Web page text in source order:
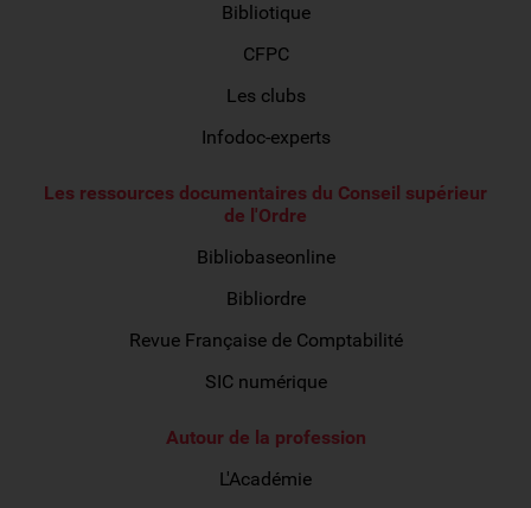
Bibliotique
CFPC
Les clubs
Infodoc-experts
Les ressources documentaires du Conseil supérieur
de l'Ordre
Bibliobaseonline
Bibliordre
Revue Française de Comptabilité
SIC numérique
Autour de la profession
L'Académie